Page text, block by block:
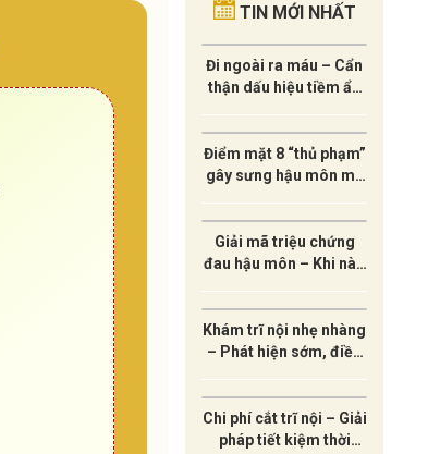
TIN MỚI NHẤT
Đi ngoài ra máu – Cẩn
thận dấu hiệu tiềm ẩn
Điểm mặt 8 “thủ phạm”
gây sưng hậu môn mà
Giải mã triệu chứng
đau hậu môn – Khi nào
Khám trĩ nội nhẹ nhàng
– Phát hiện sớm, điều
Chi phí cắt trĩ nội – Giải
pháp tiết kiệm thời